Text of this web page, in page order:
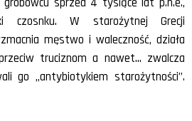
czosnku. W starożytnej Grecji
męstwo i waleczność, działa
truciznom a nawet… zwalcza
go „antybiotykiem starożytności”.